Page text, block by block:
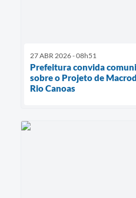
Solicitação de Remoção:
Contato
27 ABR 2026 - 08h51
Prefeitura convida
sobre o Projeto de
Rio Canoas